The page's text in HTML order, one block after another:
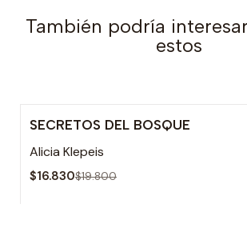
También podría
estos
-15% OFF
SECRETOS DEL BOSQUE
Alicia Klepeis
$16.830$19.800